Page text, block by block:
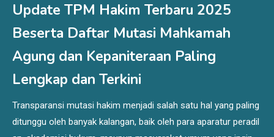
Update TPM Hakim Terbaru 2025
Beserta Daftar Mutasi Mahkamah
Agung dan Kepaniteraan Paling
Lengkap dan Terkini
Transparansi mutasi hakim menjadi salah satu hal yang paling
ditunggu oleh banyak kalangan, baik oleh para aparatur peradil